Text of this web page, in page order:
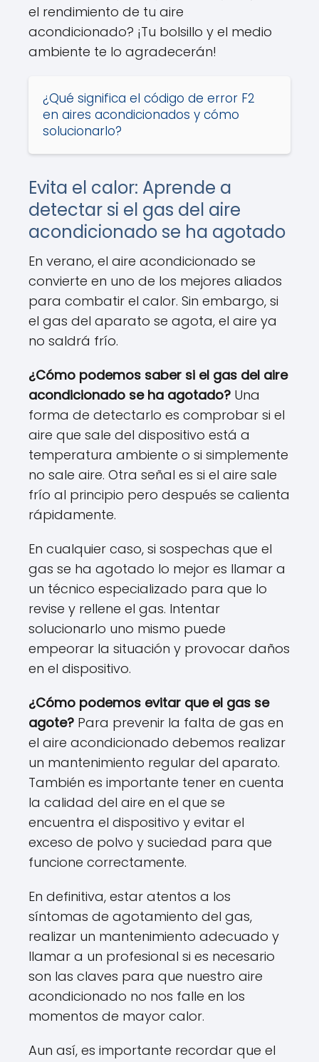
el rendimiento de tu aire
acondicionado? ¡Tu bolsillo y el medio
ambiente te lo agradecerán!
¿Qué significa el código de error F2
en aires acondicionados y cómo
solucionarlo?
Evita el calor: Aprende a
detectar si el gas del aire
acondicionado se ha agotado
En verano, el aire acondicionado se
convierte en uno de los mejores aliados
para combatir el calor. Sin embargo, si
el gas del aparato se agota, el aire ya
no saldrá frío.
¿Cómo podemos saber si el gas del aire
acondicionado se ha agotado? Una
forma de detectarlo es comprobar si el
aire que sale del dispositivo está a
temperatura ambiente o si simplemente
no sale aire. Otra señal es si el aire sale
frío al principio pero después se calienta
rápidamente.
En cualquier caso, si sospechas que el
gas se ha agotado lo mejor es llamar a
un técnico especializado para que lo
revise y rellene el gas. Intentar
solucionarlo uno mismo puede
empeorar la situación y provocar daños
en el dispositivo.
¿Cómo podemos evitar que el gas se
agote? Para prevenir la falta de gas en
el aire acondicionado debemos realizar
un mantenimiento regular del aparato.
También es importante tener en cuenta
la calidad del aire en el que se
encuentra el dispositivo y evitar el
exceso de polvo y suciedad para que
funcione correctamente.
En definitiva, estar atentos a los
síntomas de agotamiento del gas,
realizar un mantenimiento adecuado y
llamar a un profesional si es necesario
son las claves para que nuestro aire
acondicionado no nos falle en los
momentos de mayor calor.
Aun así, es importante recordar que el